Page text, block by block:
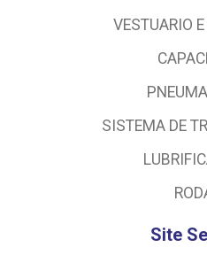
VESTUARIO
SISTEMA DE
Site